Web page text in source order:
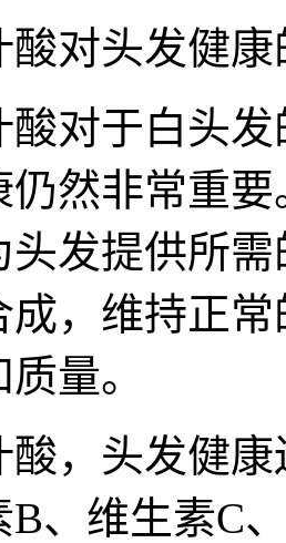
头发健康
于白头发
仍然非常重
头发提供所
成，维持正
量。
头发健康
B、维生素C